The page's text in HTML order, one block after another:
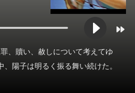
、贖い、赦しについて考えてゆ
、陽子は明るく振る舞い続けた。